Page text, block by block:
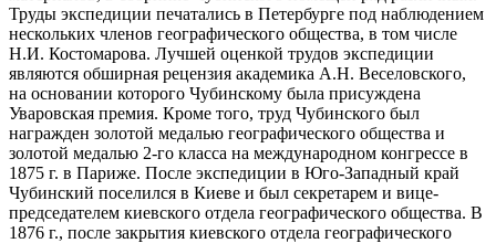
Труды экспедиции печатались в Петербурге под наблюдением
нескольких членов географического общества, в том числе
Н.И. Костомарова. Лучшей оценкой трудов экспедиции
являются обширная рецензия академика А.Н. Веселовского,
на основании которого Чубинскому была присуждена
Уваровская премия. Кроме того, труд Чубинского был
награжден золотой медалью географического общества и
золотой медалью 2-го класса на международном конгрессе в
1875 г. в Париже. После экспедиции в Юго-Западный край
Чубинский поселился в Киеве и был секретарем и вице-
председателем киевского отдела географического общества. В
1876 г., после закрытия киевского отдела географического